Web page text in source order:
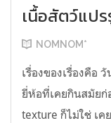
เนื้อสัตว์แป
NOMNOM*
เรื่องของเรื่องคือ
ยี่ห้อที่เคยกินสมัย
texture ก็ไม่ใช่ เ